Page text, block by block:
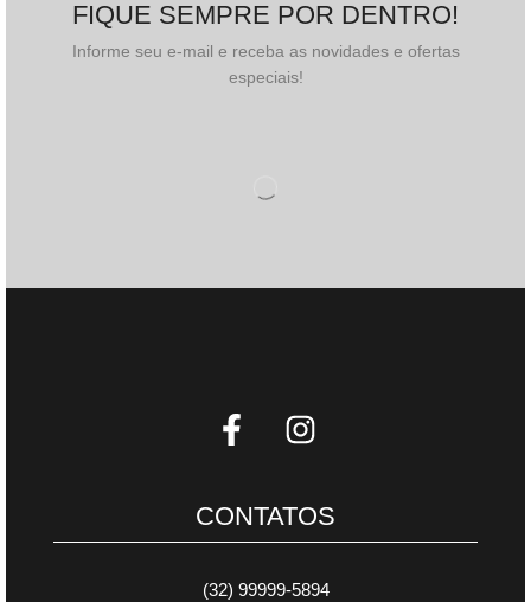
FIQUE SEMPRE POR DENTRO!
Informe seu e-mail e receba as novidades e ofertas
especiais!
CONTATOS
(32) 99999-5894